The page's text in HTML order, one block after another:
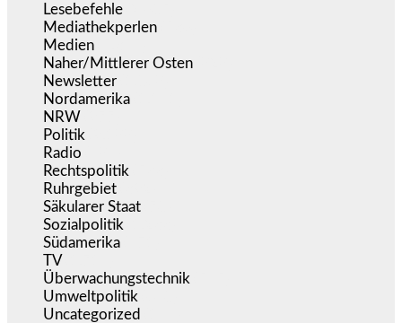
Lesebefehle
Mediathekperlen
Medien
Naher/Mittlerer Osten
Newsletter
Nordamerika
NRW
Politik
Radio
Rechtspolitik
Ruhrgebiet
Säkularer Staat
Sozialpolitik
Südamerika
TV
Überwachungstechnik
Umweltpolitik
Uncategorized